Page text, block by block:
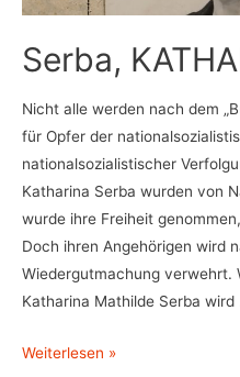
Serba,
Nicht alle werden nach dem
für Opfer der
nationalsozialistischer
Katharina Serba wurden von
wurde ihre Freiheit
Doch ihren Angehörigen wird
Wiedergutmachung verwehrt.
Katharina Mathilde Serba wird
Serba,
Weiterlesen »